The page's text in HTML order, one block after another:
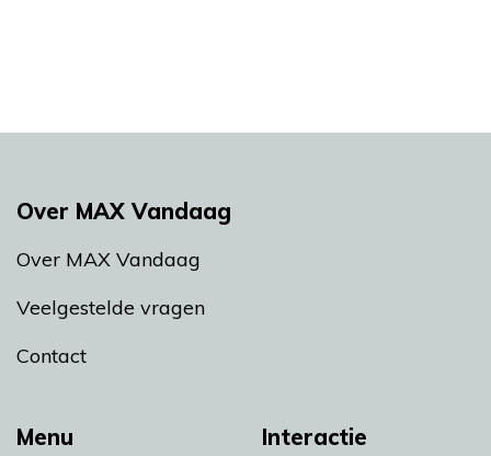
Menu Interactie
Over MAX Vandaag
Over MAX Vandaag
Veelgestelde vragen
Contact